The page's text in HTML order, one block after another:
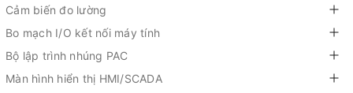
Cảm biến đo lường
Bo mạch I/O kết nối máy tính
Bộ lập trình nhúng PAC
Màn hình hiển thị HMI/SCADA